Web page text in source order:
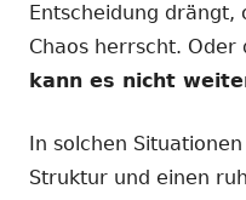
Entscheidung drängt,
Chaos herrscht.
kann es nicht
In solchen
Struktur und einen